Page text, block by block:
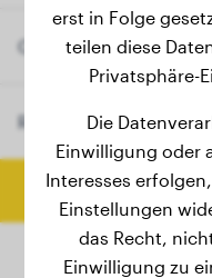
Geburtsdatum
Rasse (Optional)
erst in Folge
teilen diese
Privatsphäre-
Die
Einwilligung oder
Interesses
Einstellungen
das Recht,
Einwilligung zu